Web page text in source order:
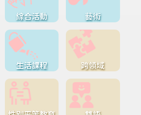
綜合活動 藝術
生活課程 跨領域